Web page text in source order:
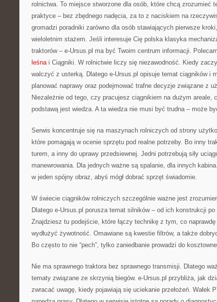
rolnictwa. To miejsce stworzone dla osób, które chcą zrozumieć
praktyce – bez zbędnego nadęcia, za to z naciskiem na
gromadzi poradniki zarówno dla osób stawiających pierwsze
wieloletnim stażem. Jeśli interesuje Cię polska klasyka
traktorów – e-Ursus.pl ma być Twoim centrum informacji.
leśnai Ciągniki. W rolnictwie liczy się niezawodność. Kiedy
walczyć z usterką. Dlatego e-Ursus.pl opisuje temat ciągników i
planować naprawy oraz podejmować trafne decyzje związane z
Niezależnie od tego, czy pracujesz ciągnikiem na dużym areale,
podstawą jest wiedza. A ta wiedza nie musi być trudna – może
Serwis koncentruje się na maszynach rolniczych od strony
które pomagają w ocenie sprzętu pod realne potrzeby. Bo inny
turem, a inny do uprawy przedsiewnej. Jedni potrzebują siły
manewrowania. Dla jednych ważne są spalanie, dla innych
w jeden spójny obraz, abyś mógł dobrać sprzęt świadomie.
W świecie ciągników rolniczych szczególnie ważne jest
Dlatego e-Ursus.pl porusza temat silników – od ich konstrukcji po
Znajdziesz tu podejście, które łączy technikę z tym, co
wydłużyć żywotność. Omawiane są kwestie filtrów, a także
Bo często to nie “pech”, tylko zaniedbanie prowadzi do
Nie ma sprawnego traktora bez sprawnego transmisji. Dlatego
tematy związane ze skrzynią biegów. e-Ursus.pl przybliża, jak
zwracać uwagę, kiedy pojawiają się uciekanie przełożeń. Wałek